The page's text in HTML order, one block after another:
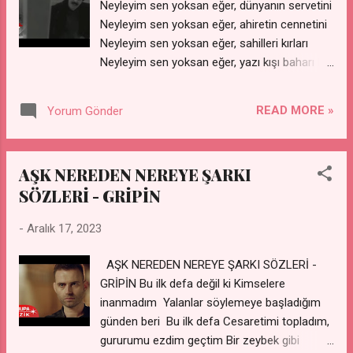
Neyleyim sen yoksan eğer, dünyanın servetini
Neyleyim sen yoksan eğer, ahiretin cennetini
Neyleyim sen yoksan eğer, sahilleri kırları
Neyleyim sen yoksan eğer, yazı kışı baharı Ne
de haklıymış meğer Aşk uğruna yananlar Sen
de beni yakıp gittin Geçen yıl bu zamanlar
Aşkımın ödülü müydü, habersizce gidişin
Sana öyle hasretim, bu temmuz akşamında
da Ne de haklıymış meğer Aşk uğruna
zamanlar Ne de haklıymış meğer Aşk uğruna
yananlar Sen de beni yakıp gittin Geçen yıl bu
zamanlar
Yorum Gönder READ MORE »
AŞK NEREDEN NEREYE ŞARKI
SÖZLERİ - GRİPİN
- Aralık 17, 2023
AŞK NEREDEN NEREYE ŞARKI SÖZLERİ -
GRİPİN Bu ilk defa değil ki Kimselere
inanmadım Yalanlar söylemeye başladığım
günden beri Bu ilk defa Cesaretimi topladım,
gururumu ezdim geçtim Bir zeybek gibi